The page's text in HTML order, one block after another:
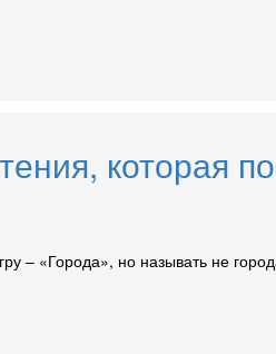
которая
– «Города», но называть не